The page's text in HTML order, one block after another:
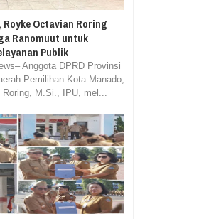
Royke Octavian Roring
Ranomuut untuk
Publik
Anggota DPRD Provinsi
Pemilihan Kota Manado,
M.Si., IPU, mel...